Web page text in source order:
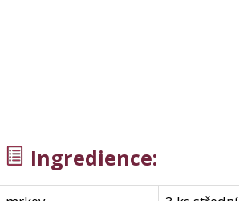
Ingredience: